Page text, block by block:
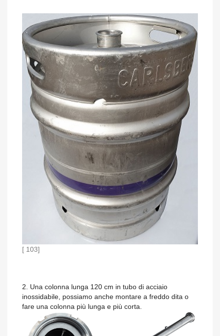
[ 103]
2. Una colonna lunga 120 cm in tubo di acciaio
inossidabile, possiamo anche montare a freddo dita o
fare una colonna più lunga e più corta.